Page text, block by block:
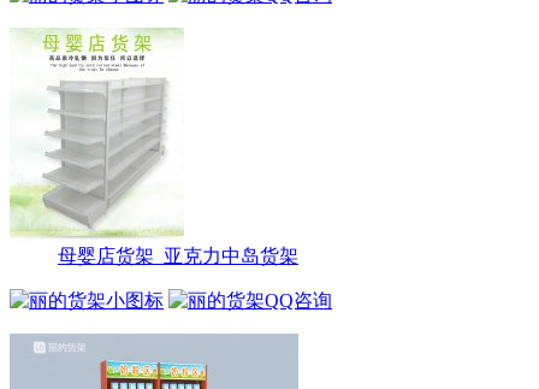
母婴店货架_亚克力中岛货架